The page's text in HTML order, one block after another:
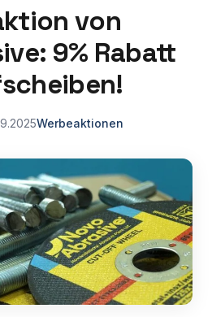
von
9% Rabatt
Werbeaktionen